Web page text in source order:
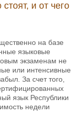
и от чего
на базе
языковые
экзаменам не
или интенсивные
За счет того,
язык Республики
недели